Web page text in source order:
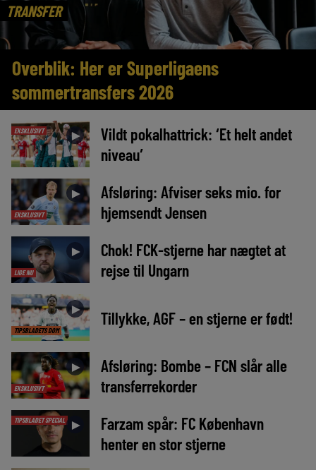
TRANSFER
Overblik: Her er Superligaens
sommertransfers 2026
EKSKLUSIVT ►
Vildt pokalhattrick: ‘Et helt andet
niveau’
EKSKLUSIVT
►
Afsløring: Afviser seks mio. for
hjemsendt Jensen
LIGE NU
►
Chok! FCK-stjerne har nægtet at
rejse til Ungarn
TIPSBLADETS DOM
► Tillykke, AGF – en stjerne er født!
EKSKLUSIVT
►
Afsløring: Bombe – FCN slår alle
transferrekorder
TIPSBLADET SPECIAL ►
Farzam spår: FC København
henter en stor stjerne